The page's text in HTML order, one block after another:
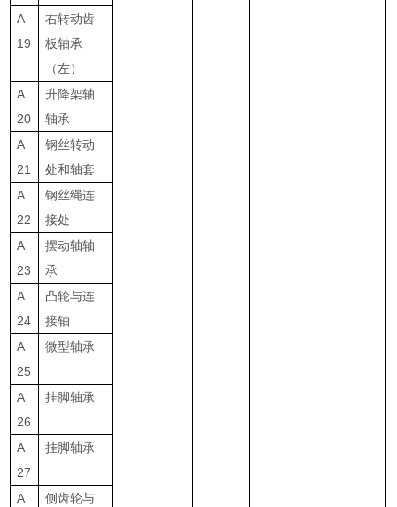
A
19
右转动齿
板轴承
（左）
A
20
升降架轴
轴承
A
21
钢丝转动
处和轴套
A
22
钢丝绳连
接处
A
23
摆动轴轴
承
A
24
凸轮与连
接轴
A
25
微型轴承
A
26
挂脚轴承
A
27
挂脚轴承
A
侧齿轮与